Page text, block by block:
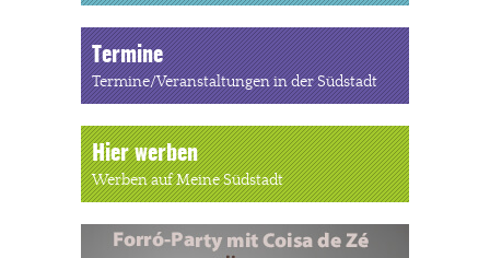
Termine
Termine/Veranstaltungen in der Südstadt
Hier werben
Werben auf Meine Südstadt